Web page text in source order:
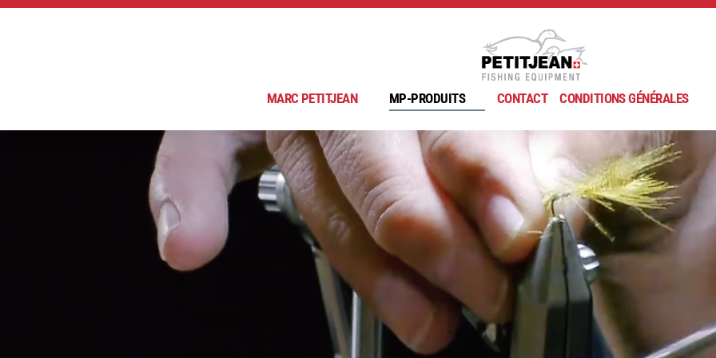
MARC PETITJEAN MP-PRODUITS CONTACT CONDITIONS GÉNÉRALES